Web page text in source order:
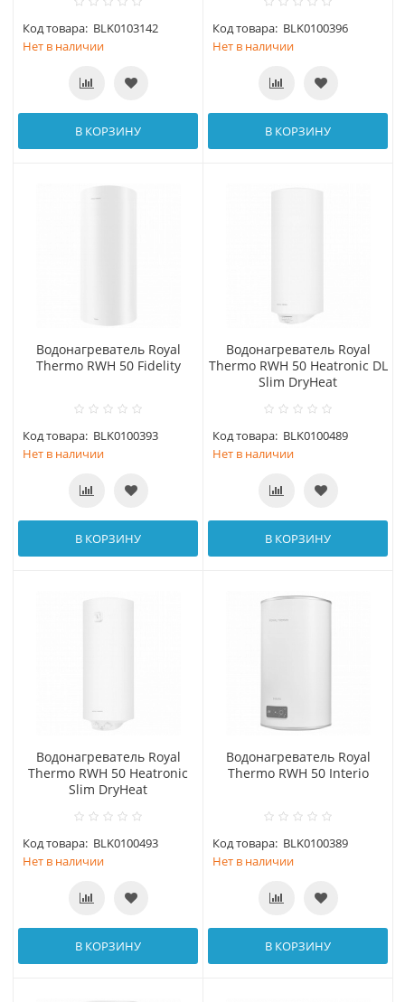
Код товара: BLK0103142
Нет в наличии
В КОРЗИНУ
Код товара: BLK0100396
Нет в наличии
В КОРЗИНУ
Водонагреватель Royal
Thermo RWH 50 Fidelity
Код товара: BLK0100393
Нет в наличии
В КОРЗИНУ
Водонагреватель Royal
Thermo RWH 50 Heatronic DL
Slim DryHeat
Код товара: BLK0100489
Нет в наличии
В КОРЗИНУ
Водонагреватель Royal
Thermo RWH 50 Heatronic
Slim DryHeat
Код товара: BLK0100493
Нет в наличии
В КОРЗИНУ
Водонагреватель Royal
Thermo RWH 50 Interio
Код товара: BLK0100389
Нет в наличии
В КОРЗИНУ